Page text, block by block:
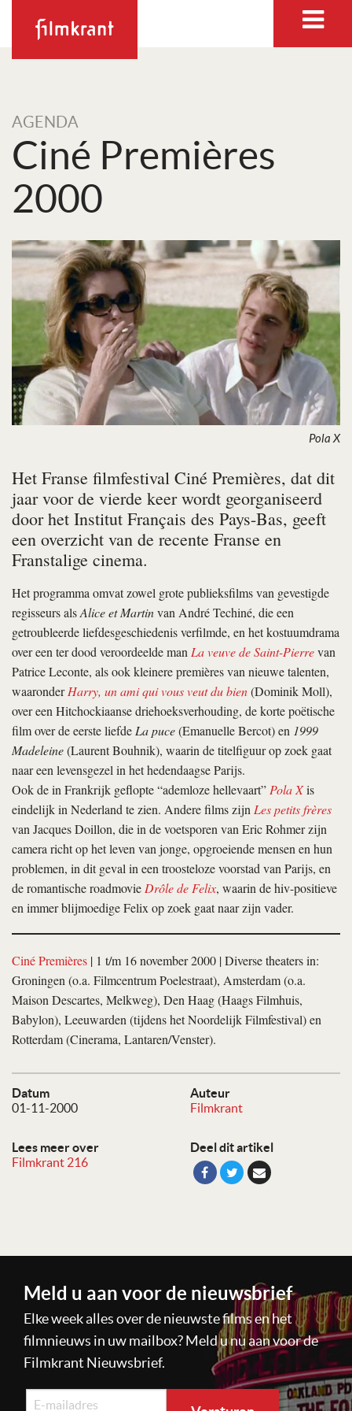
AGENDA
Ciné Premières
2000
Datum
01-11-2000
Auteur
Filmkrant
Lees meer over
Filmkrant 216
Deel dit artikel
Pola X
Het Franse filmfestival Ciné Premières, dat dit
jaar voor de vierde keer wordt georganiseerd
door het Institut Français des Pays-Bas, geeft
een overzicht van de recente Franse en
Franstalige cinema.
Het programma omvat zowel grote publieksfilms van gevestigde
regisseurs alsAlice et Martinvan André Techiné, die een
getroubleerde liefdesgeschiedenis verfilmde, en het kostuumdrama
over een ter dood veroordeelde manLa veuve de Saint-Pierrevan
Patrice Leconte, als ook kleinere premières van nieuwe talenten,
waaronderHarry, un ami qui vous veut du bien(Dominik Moll),
over een Hitchockiaanse driehoeksverhouding, de korte poëtische
film over de eerste liefdeLa puce(Emanuelle Bercot) en 1999
Madeleine(Laurent Bouhnik), waarin de titelfiguur op zoek gaat
naar een levensgezel in het hedendaagse Parijs.
Ook de in Frankrijk geflopte “ademloze hellevaart”Pola Xis
eindelijk in Nederland te zien. Andere films zijnLes petits frères
van Jacques Doillon, die in de voetsporen van Eric Rohmer zijn
camera richt op het leven van jonge, opgroeiende mensen en hun
problemen, in dit geval in een troosteloze voorstad van Parijs, en
de romantische roadmovieDrôle de Felix, waarin de hiv-positieve
en immer blijmoedige Felix op zoek gaat naar zijn vader.
Ciné Premières | 1 t/m 16 november 2000 | Diverse theaters in:
Groningen (o.a. Filmcentrum Poelestraat), Amsterdam (o.a.
Maison Descartes, Melkweg), Den Haag (Haags Filmhuis,
Babylon), Leeuwarden (tijdens het Noordelijk Filmfestival) en
Rotterdam (Cinerama, Lantaren/Venster).
Meld u aan voor de nieuwsbrief
Elke week alles over de nieuwste films en het
filmnieuws in uw mailbox? Meld u nu aan voor de
Filmkrant Nieuwsbrief.